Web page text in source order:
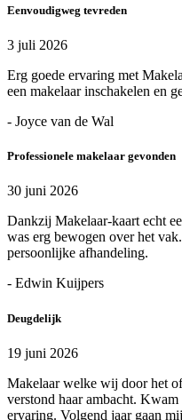
Eenvoudigweg tevreden
3 juli 2026
Erg goede ervaring met
een makelaar inschakelen en
- Joyce van de Wal
Professionele makelaar gevonden
30 juni 2026
Dankzij Makelaar-kaart echt
was erg bewogen over het
persoonlijke afhandeling.
- Edwin Kuijpers
Deugdelijk
19 juni 2026
Makelaar welke wij door het
verstond haar ambacht.
ervaring. Volgend jaar gaan